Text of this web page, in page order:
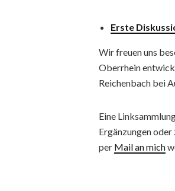
Erste
Wir freuen uns
Oberrhein
Reichenbach bei
Eine
Ergänzungen
per Mail an mich